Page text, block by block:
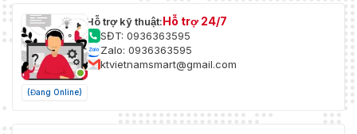
(Đang Online)
Hỗ trợ kỹ thuật:Hỗ trợ 24/7
SĐT: 0936363595
Zalo: 0936363595
ktvietnamsmart@gmail.com